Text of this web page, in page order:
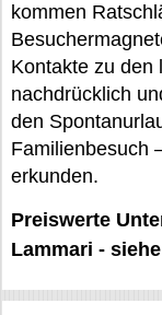
kommen
Kontakte zu den
nachdrücklich
den
Familienbesuch
erkunden.
Preiswerte
Lammari -